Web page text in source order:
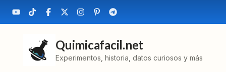
Quimicafacil.net
Experimentos, historia, datos curiosos y más